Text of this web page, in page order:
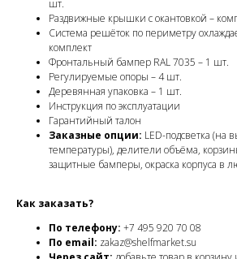
шт.
Раздвижные крышки с окантовкой –
Система решёток по периметру
комплект
Фронтальный бампер RAL 7035 – 1 шт.
Регулируемые опоры – 4 шт.
Деревянная упаковка – 1 шт.
Инструкция по эксплуатации
Гарантийный талон
Заказные опции: LED-подсветка (на
температуры), делители объёма,
защитные бамперы, окраска корпуса в
Как заказать?
По телефону: +7 495 920 70 08
По email: zakaz@shelfmarket.su